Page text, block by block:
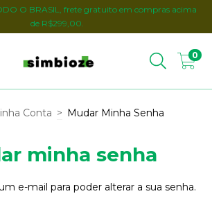
O BRASIL, frete gratuito em compras acima
de R$299,00.
0
Conta > Mudar Minha Senha
minha senha
e-mail para poder alterar a sua senha.